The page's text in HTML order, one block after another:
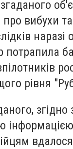
вибухи
наразі
потрапила
рівня
згідно